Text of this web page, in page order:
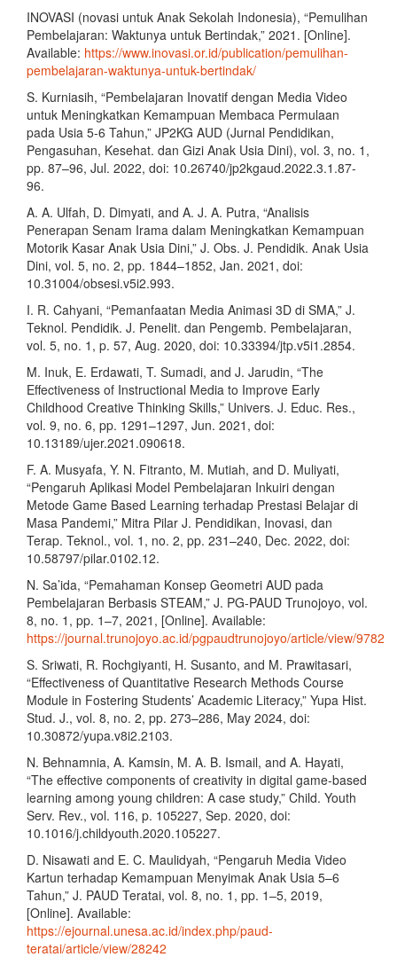
INOVASI (novasi untuk Anak Sekolah Indonesia), “Pemulihan
Pembelajaran: Waktunya untuk Bertindak,” 2021. [Online].
Available: https://www.inovasi.or.id/publication/pemulihan-
pembelajaran-waktunya-untuk-bertindak/
S. Kurniasih, “Pembelajaran Inovatif dengan Media Video
untuk Meningkatkan Kemampuan Membaca Permulaan
pada Usia 5-6 Tahun,” JP2KG AUD (Jurnal Pendidikan,
Pengasuhan, Kesehat. dan Gizi Anak Usia Dini), vol. 3, no. 1,
pp. 87–96, Jul. 2022, doi: 10.26740/jp2kgaud.2022.3.1.87-
96.
A. A. Ulfah, D. Dimyati, and A. J. A. Putra, “Analisis
Penerapan Senam Irama dalam Meningkatkan Kemampuan
Motorik Kasar Anak Usia Dini,” J. Obs. J. Pendidik. Anak Usia
Dini, vol. 5, no. 2, pp. 1844–1852, Jan. 2021, doi:
10.31004/obsesi.v5i2.993.
I. R. Cahyani, “Pemanfaatan Media Animasi 3D di SMA,” J.
Teknol. Pendidik. J. Penelit. dan Pengemb. Pembelajaran,
vol. 5, no. 1, p. 57, Aug. 2020, doi: 10.33394/jtp.v5i1.2854.
M. Inuk, E. Erdawati, T. Sumadi, and J. Jarudin, “The
Effectiveness of Instructional Media to Improve Early
Childhood Creative Thinking Skills,” Univers. J. Educ. Res.,
vol. 9, no. 6, pp. 1291–1297, Jun. 2021, doi:
10.13189/ujer.2021.090618.
F. A. Musyafa, Y. N. Fitranto, M. Mutiah, and D. Muliyati,
“Pengaruh Aplikasi Model Pembelajaran Inkuiri dengan
Metode Game Based Learning terhadap Prestasi Belajar di
Masa Pandemi,” Mitra Pilar J. Pendidikan, Inovasi, dan
Terap. Teknol., vol. 1, no. 2, pp. 231–240, Dec. 2022, doi:
10.58797/pilar.0102.12.
N. Sa’ida, “Pemahaman Konsep Geometri AUD pada
Pembelajaran Berbasis STEAM,” J. PG-PAUD Trunojoyo, vol.
8, no. 1, pp. 1–7, 2021, [Online]. Available:
https://journal.trunojoyo.ac.id/pgpaudtrunojoyo/article/view/9782
S. Sriwati, R. Rochgiyanti, H. Susanto, and M. Prawitasari,
“Effectiveness of Quantitative Research Methods Course
Module in Fostering Students’ Academic Literacy,” Yupa Hist.
Stud. J., vol. 8, no. 2, pp. 273–286, May 2024, doi:
10.30872/yupa.v8i2.2103.
N. Behnamnia, A. Kamsin, M. A. B. Ismail, and A. Hayati,
“The effective components of creativity in digital game-based
learning among young children: A case study,” Child. Youth
Serv. Rev., vol. 116, p. 105227, Sep. 2020, doi:
10.1016/j.childyouth.2020.105227.
D. Nisawati and E. C. Maulidyah, “Pengaruh Media Video
Kartun terhadap Kemampuan Menyimak Anak Usia 5–6
Tahun,” J. PAUD Teratai, vol. 8, no. 1, pp. 1–5, 2019,
[Online]. Available:
https://ejournal.unesa.ac.id/index.php/paud-
teratai/article/view/28242